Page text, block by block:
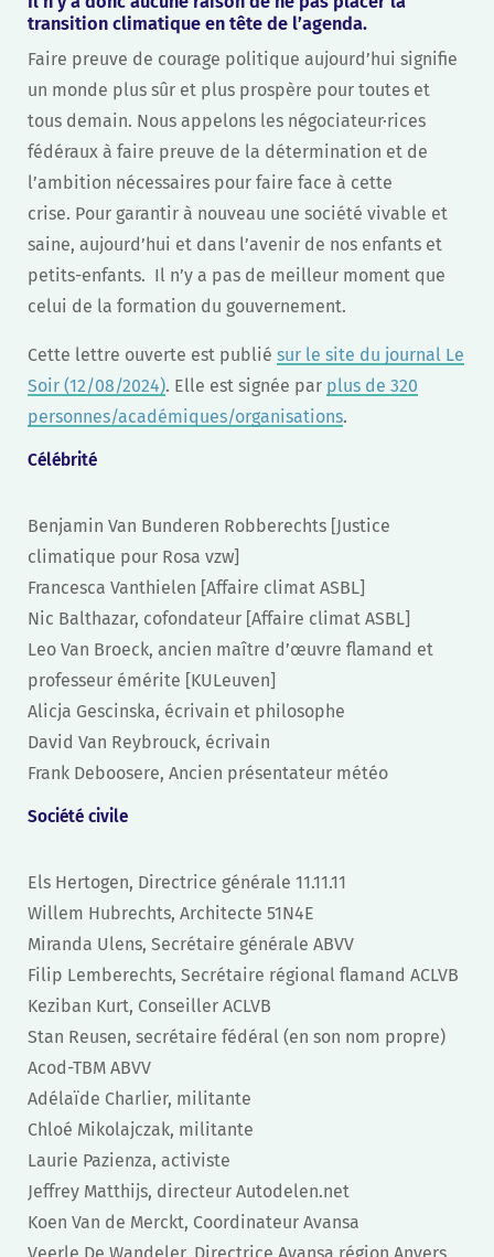
transition climatique en tête de l’agenda.
Faire preuve de courage politique aujourd’hui signifie
un monde plus sûr et plus prospère pour toutes et
tous demain. Nous appelons les négociateur·rices
fédéraux à faire preuve de la détermination et de
l’ambition nécessaires pour faire face à cette
crise. Pour garantir à nouveau une société vivable et
saine, aujourd’hui et dans l’avenir de nos enfants et
petits-enfants. Il n’y a pas de meilleur moment que
celui de la formation du gouvernement.
Cette lettre ouverte est publié sur le site du journal Le
Soir (12/08/2024). Elle est signée par plus de 320
personnes/académiques/organisations.
Célébrité
Benjamin Van Bunderen Robberechts [Justice
climatique pour Rosa vzw]
Francesca Vanthielen [Affaire climat ASBL]
Nic Balthazar, cofondateur [Affaire climat ASBL]
Leo Van Broeck, ancien maître d’œuvre flamand et
professeur émérite [KULeuven]
Alicja Gescinska, écrivain et philosophe
David Van Reybrouck, écrivain
Frank Deboosere, Ancien présentateur météo
Société civile
Els Hertogen, Directrice générale 11.11.11
Willem Hubrechts, Architecte 51N4E
Miranda Ulens, Secrétaire générale ABVV
Filip Lemberechts, Secrétaire régional flamand ACLVB
Keziban Kurt, Conseiller ACLVB
Stan Reusen, secrétaire fédéral (en son nom propre)
Acod-TBM ABVV
Adélaïde Charlier, militante
Chloé Mikolajczak, militante
Laurie Pazienza, activiste
Jeffrey Matthijs, directeur Autodelen.net
Koen Van de Merckt, Coordinateur Avansa